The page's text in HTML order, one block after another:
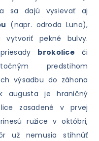
sa dajú vysievať aj
(napr. odroda Luna),
pekné bulvy.
brokolice či
predstihom
výsadbu do záhona
augusta je hraničný
zasadené v prvej
ružice v októbri,
už nemusia stihnúť